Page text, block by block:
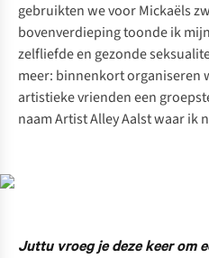
gebruikten we voor Mickaëls
bovenverdieping toonde ik
zelfliefde en gezonde
meer: binnenkort organiseren
artistieke vrienden een
naamArtist Alley Aalstwaar ik
Juttu vroeg je deze keer om